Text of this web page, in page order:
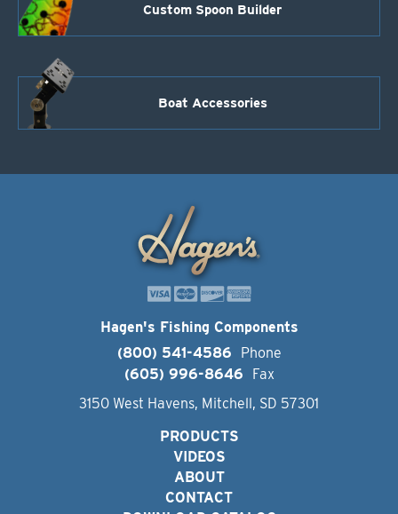
Custom Spoon Builder
Boat Accessories
Hagen's Fishing Components
(800) 541-4586
Phone
(605) 996-8646
Fax
3150 West Havens, Mitchell, SD 57301
PRODUCTS
VIDEOS
ABOUT
CONTACT